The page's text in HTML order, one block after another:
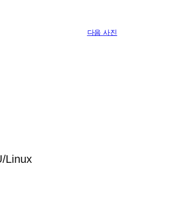
다음 사진
Linux